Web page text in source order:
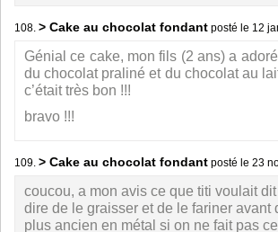
108. > Cake au chocolat fondant posté le 12
Génial ce cake, mon fils (2 ans) a
du chocolat praliné et du chocolat au
c’était très bon !!!
bravo !!!
109. > Cake au chocolat fondant posté le 23
coucou, a mon avis ce que titi voulait
dire de le graisser et de le fariner
plus ancien en métal si on ne fait pas